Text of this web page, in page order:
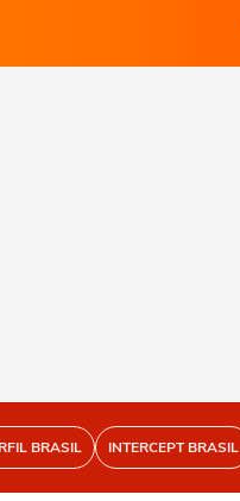
BRASIL INTERCEPT BRASIL